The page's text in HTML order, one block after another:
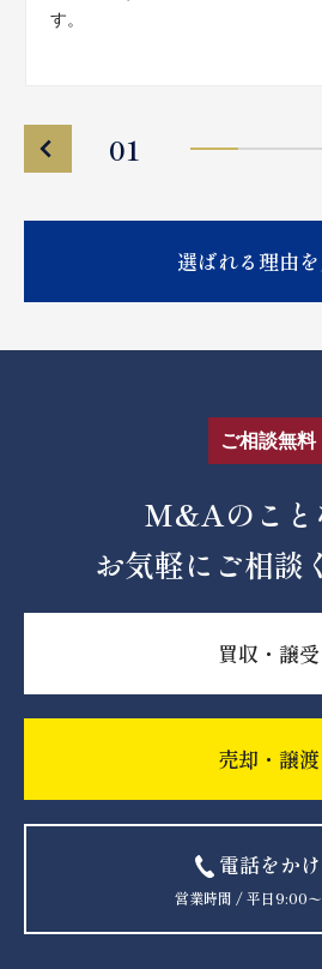
す。
01
選ばれる理由を
ご相談無料
M&Aのこと
お気軽にご相談
買収・譲受
売却・譲渡
電話をか
営業時間 / 平日9:00